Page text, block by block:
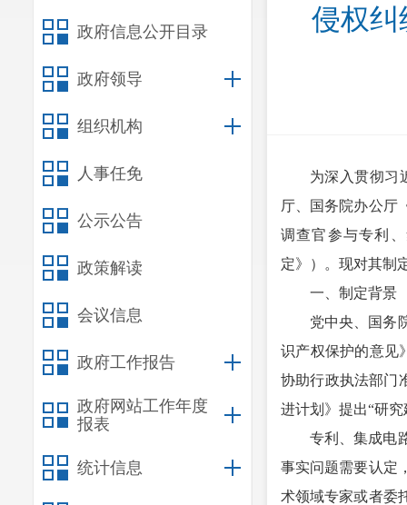
政府信息公开目录
政府领导
组织机构
人事任免
公示公告
政策解读
会议信息
政府工作报告
政府网站工作年度
报表
统计信息
侵权纠
为深入贯彻习
厅、国务院办公厅
调查官参与专利
定》）。现对其制
一、制定背景
党中央、国务
识产权保护的意见
协助行政执法部门
进计划》提出“研
专利、集成电
事实问题需要认定
术领域专家或者委